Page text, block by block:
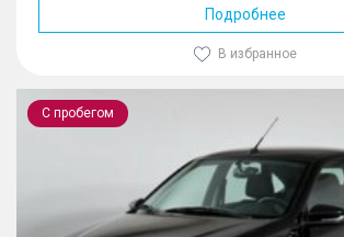
Подробнее
В избранное
С пробегом
Granta